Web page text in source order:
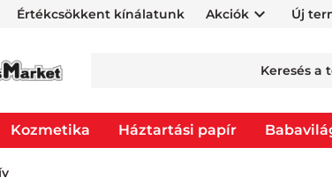
Értékcsökkent kínálatunk Akciók Új
Kozmetika Háztartási papír